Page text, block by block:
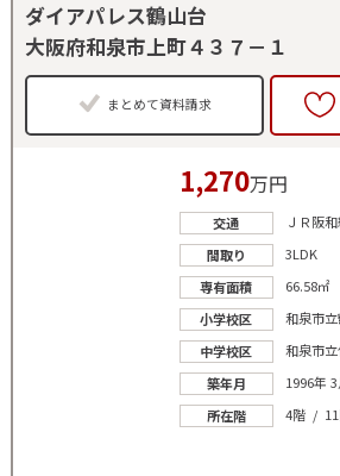
ダイアパレス鶴山台
大阪府和泉市上町４３７－１
まとめて資料請求
1,270万円
交通
ＪＲ阪
間取り
3LDK
専有面積
66.58㎡
小学校区
和泉市
中学校区
和泉市
築年月
1996年 3
所在階
4階 / 11